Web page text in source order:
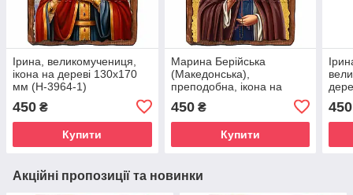
Ірина, великомучениця,
ікона на дереві 130х170
мм (Н-3964-1)
450 ₴
Купити
Марина Берійська
(Македонська),
преподобна, ікона на
(П-4501-1)
450₴
Купити
450
Акційні пропозиції та новинки